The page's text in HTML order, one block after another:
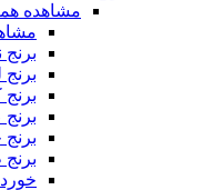
مشاهده
برنج
برنج
برنج